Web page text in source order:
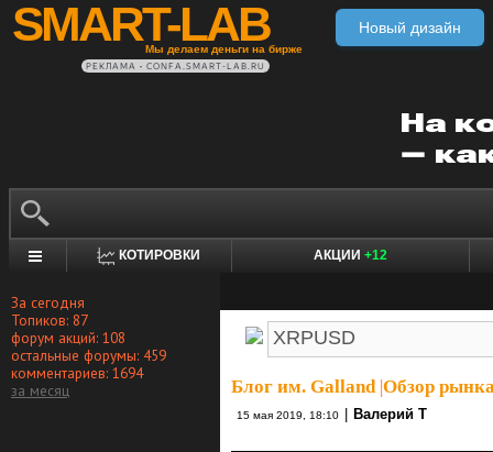
SMART-LAB
Мы делаем деньги на бирже
Новый дизайн
РЕКЛАМА • CONFA.SMART-LAB.RU
КОТИРОВКИ АКЦИИ +12
За сегодня
Топиков: 87
форум акций: 108
остальные форумы: 459
комментариев: 1694
за месяц
Блог им. Galland| Обзор
15 мая 2019, 18:10 Валерий Т